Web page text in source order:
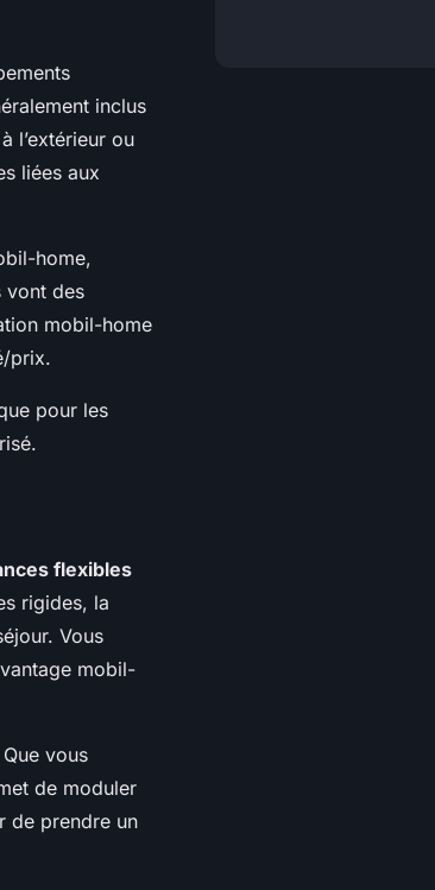
inclus
l’extérieur ou
liées aux
home,
vont des
mobil-home
prix.
pour les
flexibles
rigides, la
Vous
mobil-
vous
de moduler
de prendre un